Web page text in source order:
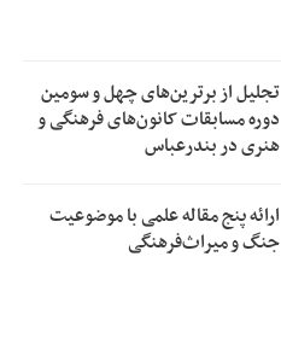
تجلیل از بر‌ترین‌های چهل و سومین
دوره مسابقات کانون‌های فرهنگی و
هنری در بندرعباس
ارائه پنج مقاله علمی با موضوعیت
جنگ و میراث‌فرهنگی